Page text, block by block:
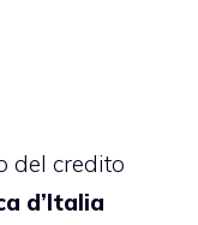
del credito
d’Italia